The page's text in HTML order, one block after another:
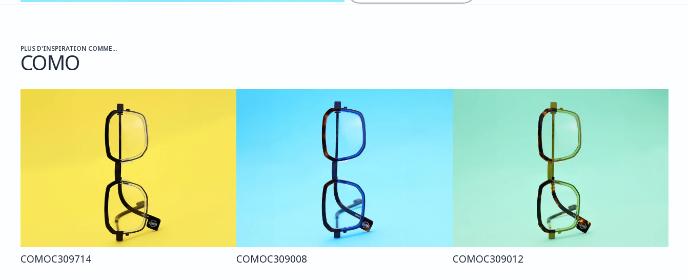
PLUS D'INSPIRATION COMME...
COMO
COMOC309714 COMOC309008 COMOC309012